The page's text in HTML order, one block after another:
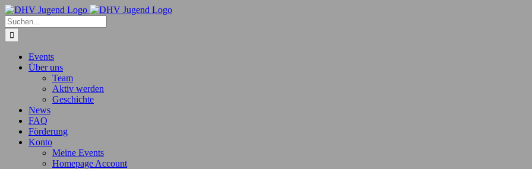
Zum
Inhalt
springen
Suche
nach:
Events
Über uns
Team
Aktiv werden
Geschichte
News
FAQ
Förderung
Konto
Meine Events
Homepage Account